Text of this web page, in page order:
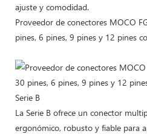
ajuste y comodidad.
Proveedor de conectores MOCO
pines, 6 pines, 9 pines y 12 pines
Serie B
La Serie B ofrece un conector
ergonómico, robusto y fiable para